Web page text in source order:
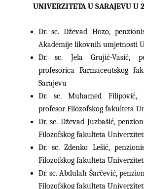
UNIVERZITETA U SARAJEVU U
Dr. sc. Dževad Hozo,
Akademije likovnih umjetnosti
Dr. sc. Jela Grujić-Vasić,
profesorica Farmaceutskog
Sarajevu
Dr. sc. Muhamed Filipović,
profesor Filozofskog fakulteta
Dr. sc. Dževad Juzbašić,
Filozofskog fakulteta
Dr. sc. Zdenko Lešić,
Filozofskog fakulteta
Dr. sc. Abdulah Šarčević,
Filozofskog fakulteta